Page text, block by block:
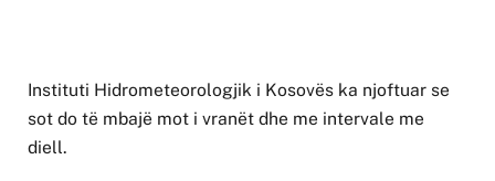
Instituti Hidrometeorologjik i Kosovës ka njoftuar se
sot do të mbajë mot i vranët dhe me intervale me
diell.